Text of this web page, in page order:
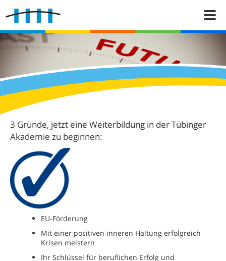
3 Gründe, jetzt eine Weiterbildung in der Tübinger
Akademie zu beginnen:
EU-Förderung
Mit einer positiven inneren Haltung erfolgreich
Krisen meistern
Ihr Schlüssel für beruflichen Erfolg und